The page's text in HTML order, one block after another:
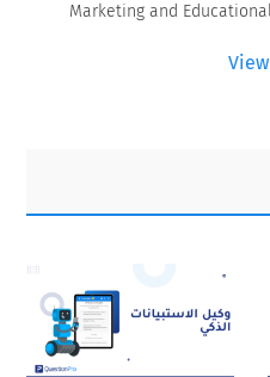
Marketing and